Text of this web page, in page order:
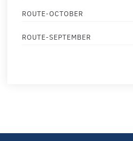
ROUTE-OCTOBER
ROUTE-SEPTEMBER